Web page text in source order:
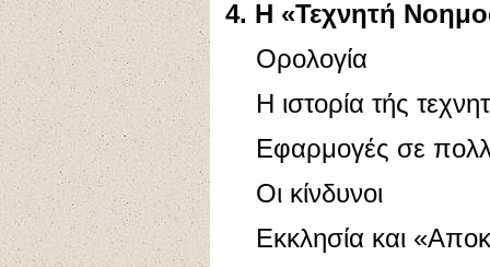
4. Η «Τεχνητή
Ορολογία
Η ιστορία τής
Εφαρμογές σε
Οι κίνδυνοι
Εκκλησία και